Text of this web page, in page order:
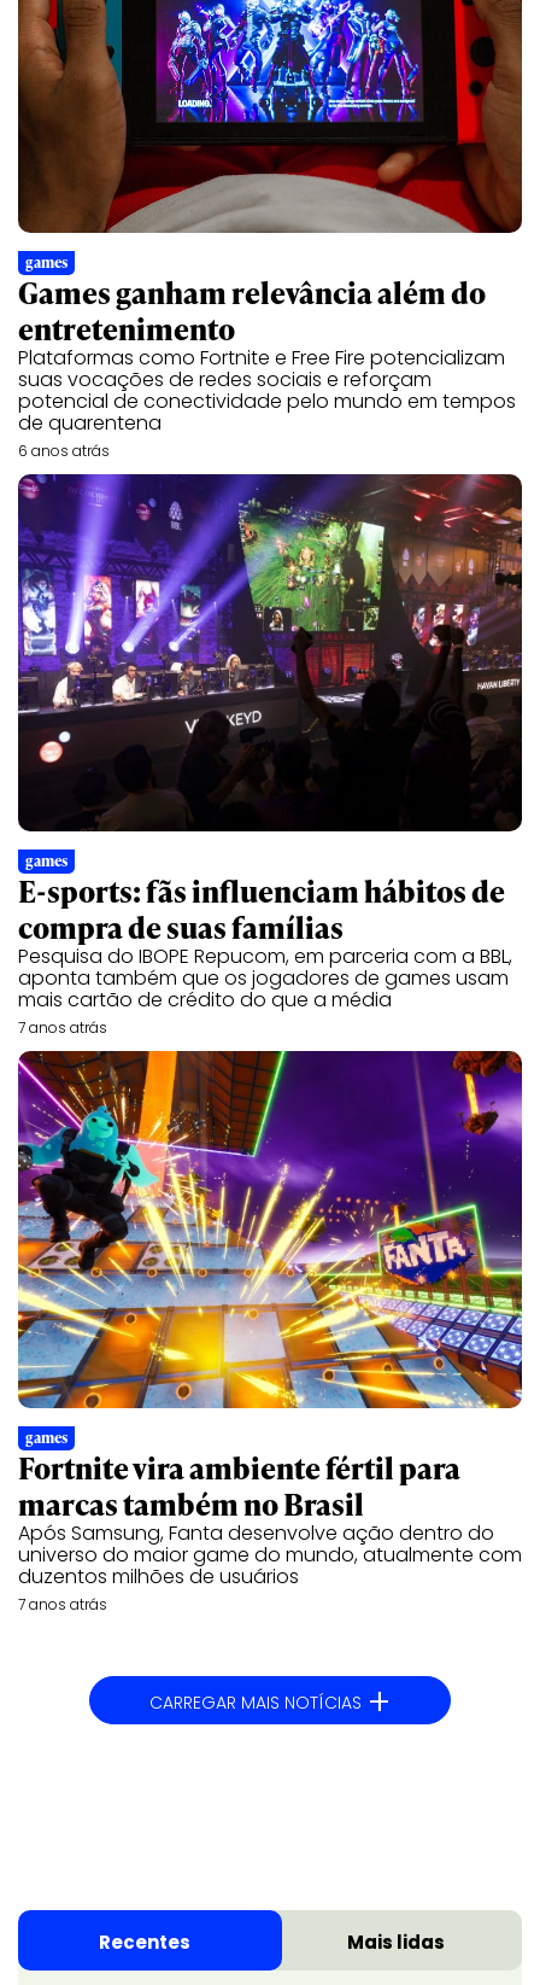
games
Games ganham relevância além do
entretenimento
Plataformas como Fortnite e Free Fire potencializam
suas vocações de redes sociais e reforçam
potencial de conectividade pelo mundo em tempos
de quarentena
6 anos atrás
games
E-sports: fãs influenciam hábitos de
compra de suas famílias
Pesquisa do IBOPE Repucom, em parceria com a BBL,
aponta também que os jogadores de games usam
mais cartão de crédito do que a média
7 anos atrás
games
Fortnite vira ambiente fértil para
marcas também no Brasil
Após Samsung, Fanta desenvolve ação dentro do
universo do maior game do mundo, atualmente com
duzentos milhões de usuários
7 anos atrás
CARREGAR MAIS NOTÍCIAS +
Recentes Mais lidas